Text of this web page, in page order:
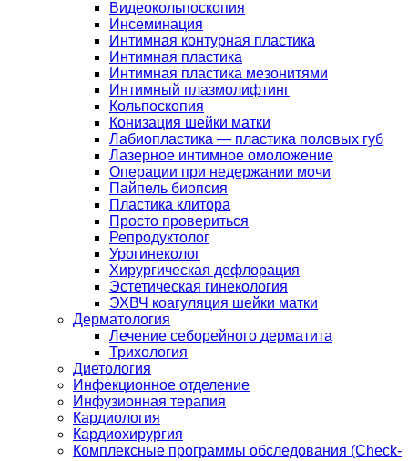
Видеокольпоскопия
Инсеминация
Интимная контурная пластика
Интимная пластика
Интимная пластика мезонитями
Интимный плазмолифтинг
Кольпоскопия
Конизация шейки матки
Лабиопластика — пластика половых губ
Лазерное интимное омоложение
Операции при недержании мочи
Пайпель биопсия
Пластика клитора
Просто провериться
Репродуктолог
Урогинеколог
Хирургическая дефлорация
Эстетическая гинекология
ЭХВЧ коагуляция шейки матки
Дерматология
Лечение себорейного дерматита
Трихология
Диетология
Инфекционное отделение
Инфузионная терапия
Кардиология
Кардиохирургия
Комплексные программы обследования (Check-